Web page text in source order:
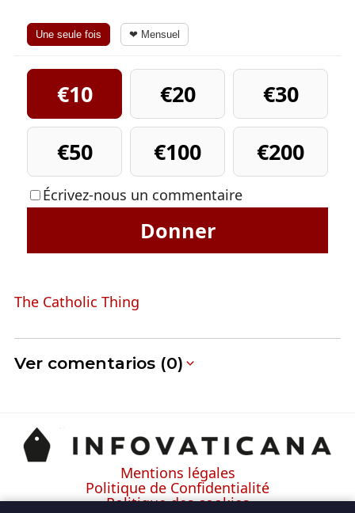
Une seule fois ❤ Mensuel
€10 €20
€30
€50
€100 €200
Écrivez-nous un commentaire
Donner
The Catholic Thing
Ver comentarios (0)
Mentions légales
Politique de Confidentialité
Politique des cookies